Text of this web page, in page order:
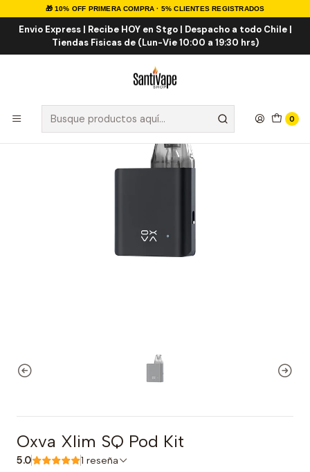
🎁 10% OFF PRIMERA COMPRA · 5% CLIENTES REGISTRADOS
Envio Express | Recibe HOY en Stgo | Despacho a todo Chile |
Tiendas Fisicas de (Lun-Vie 10:00 a 19:30 hrs)
0
Inicio VAPORIZADORES VAPE RECARGABLE
Oxva Xlim SQ Pod Kit
Oxva Xlim SQ Pod Kit
5.0 1 reseña